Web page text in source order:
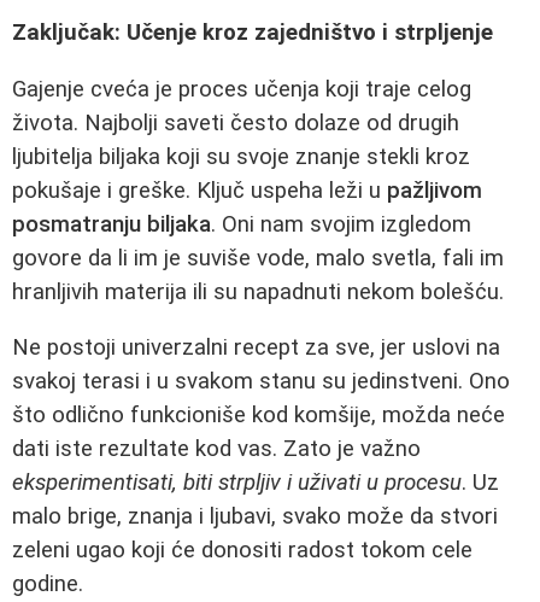
Zaključak: Učenje kroz zajedništvo i strpljenje
Gajenje cveća je proces učenja koji traje celog
života. Najbolji saveti često dolaze od drugih
ljubitelja biljaka koji su svoje znanje stekli kroz
pokušaje i greške. Ključ uspeha leži u pažljivom
posmatranju biljaka. Oni nam svojim izgledom
govore da li im je suviše vode, malo svetla, fali im
hranljivih materija ili su napadnuti nekom bolešću.
Ne postoji univerzalni recept za sve, jer uslovi na
svakoj terasi i u svakom stanu su jedinstveni. Ono
što odlično funkcioniše kod komšije, možda neće
dati iste rezultate kod vas. Zato je važno
eksperimentisati, biti strpljiv i uživati u procesu. Uz
malo brige, znanja i ljubavi, svako može da stvori
zeleni ugao koji će donositi radost tokom cele
godine.